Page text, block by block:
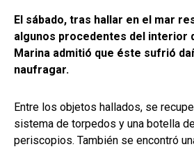
El sábado, tras hallar en el mar
algunos procedentes del interior
Marina admitió que éste sufrió
naufragar.
Entre los objetos hallados, se
sistema de torpedos y una botella
periscopios. También se encontró